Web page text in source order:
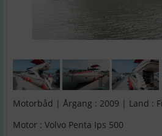
Motorbåd | Årgang : 2009 | Land :
Motor : Volvo Penta Ips 500